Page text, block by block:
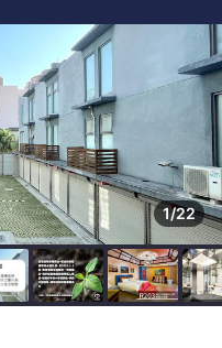
1/22
étoile